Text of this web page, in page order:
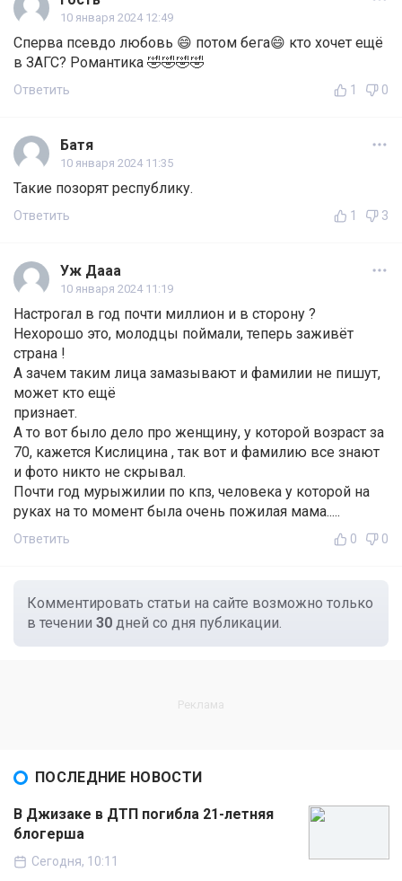
10 января 2024 12:49
Сперва псевдо любовь 😄 потом бега😄 кто хочет ещё
в ЗАГС? Романтика 🤣🤣🤣🤣
Ответить 1 0
Батя
10 января 2024 11:35
Такие позорят республику.
Ответить 1 3
Уж Дааа
10 января 2024 11:19
Настрогал в год почти миллион и в сторону ?
Нехорошо это, молодцы поймали, теперь заживёт
страна !
А зачем таким лица замазывают и фамилии не пишут,
может кто ещё
признает.
А то вот было дело про женщину, у которой возраст за
70, кажется Кислицина , так вот и фамилию все знают
и фото никто не скрывал.
Почти год мурыжилии по кпз, человека у которой на
руках на то момент была очень пожилая мама.....
Ответить 0 0
Комментировать статьи на сайте возможно только
в течении 30 дней со дня публикации.
ПОСЛЕДНИЕ НОВОСТИ
В Джизаке в ДТП погибла 21-летняя
блогерша
Сегодня, 10:11